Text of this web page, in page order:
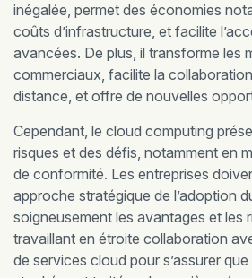
inégalée, permet des économies
coûts d’infrastructure, et facilite
avancées. De plus, il transforme les
commerciaux, facilite la
distance, et offre de nouvelles
Cependant, le cloud computing
risques et des défis, notamment en
de conformité. Les entreprises
approche stratégique de l’adoption
soigneusement les avantages et les
travaillant en étroite collaboration
de services cloud pour s’assurer